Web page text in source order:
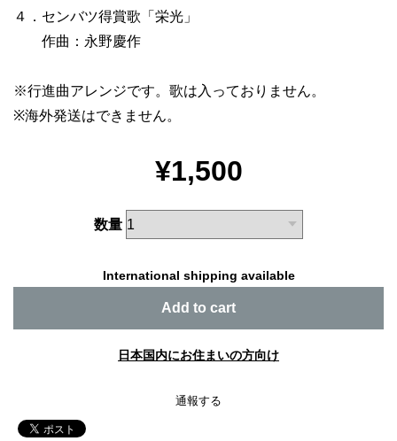
４．センバツ得賞歌「栄光」
作曲：永野慶作
※行進曲アレンジです。歌は入っておりません。
※海外発送はできません。
¥1,500
数量
International shipping available
Add to cart
日本国内にお住まいの方向け
通報する